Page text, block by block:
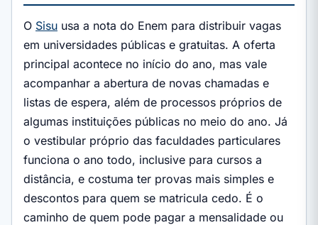
O Sisu usa a nota do Enem para distribuir vagas
em universidades públicas e gratuitas. A oferta
principal acontece no início do ano, mas vale
acompanhar a abertura de novas chamadas e
listas de espera, além de processos próprios de
algumas instituições públicas no meio do ano. Já
o vestibular próprio das faculdades particulares
funciona o ano todo, inclusive para cursos a
distância, e costuma ter provas mais simples e
descontos para quem se matricula cedo. É o
caminho de quem pode pagar a mensalidade ou